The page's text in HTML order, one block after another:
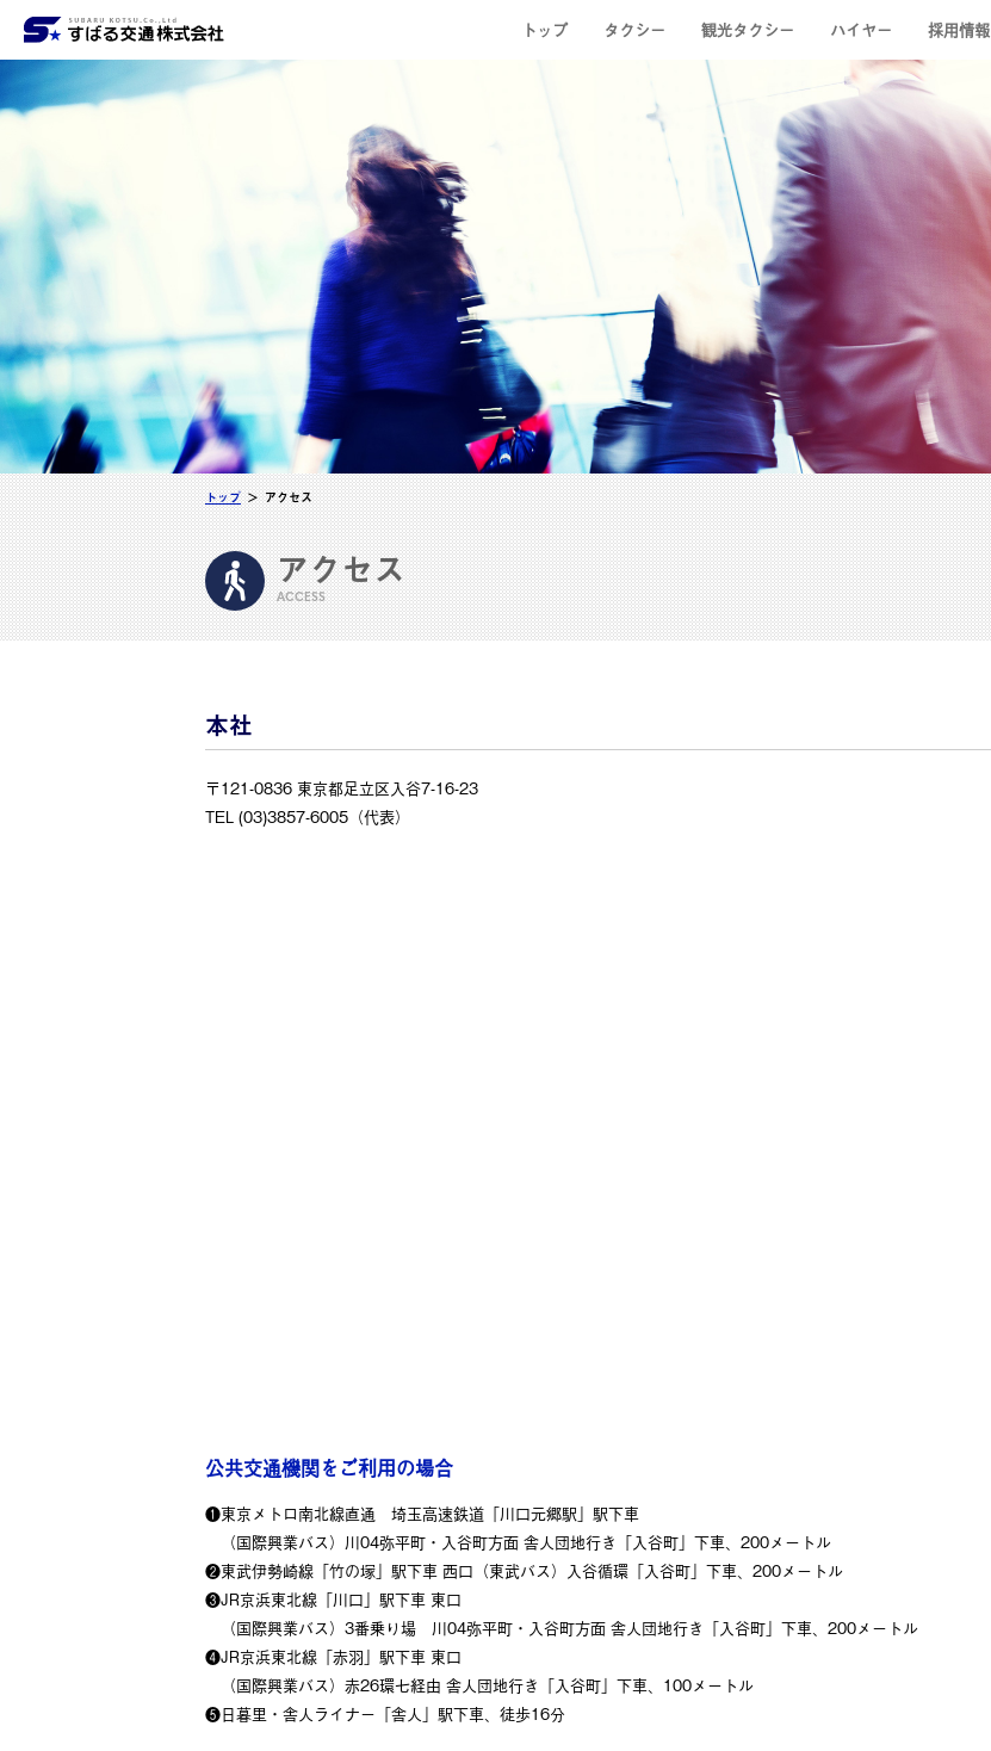
トップ タクシー
陣痛タクシー キッズタクシー
観光タクシー
ご利用の流れ
ハイヤー
ハイヤーサービス ハイヤーの特徴
採用情報
中途採用サイト
環境への取り組み 安全への取り組み
トップ アクセス
アクセス
ACCESS
本社
〒121-0836 東京都足立区入谷7-16-23
TEL (03)3857-6005（代表）
公共交通機関をご利用の場合
❶東京メトロ南北線直通 埼玉高速鉄道「川口元郷駅」駅下車
（国際興業バス）川04弥平町・入谷町方面 舎人団地行き「入谷町」下車、200メートル
❷東武伊勢崎線「竹の塚」駅下車 西口（東武バス）入谷循環「入谷町」下車、200メートル
❸JR京浜東北線「川口」駅下車 東口
（国際興業バス）3番乗り場 川04弥平町・入谷町方面 舎人団地行き「入谷町」下車、200メートル
❹JR京浜東北線「赤羽」駅下車 東口
（国際興業バス）赤26環七経由 舎人団地行き「入谷町」下車、100メートル
❺日暮里・舎人ライナー「舎人」駅下車、徒歩16分